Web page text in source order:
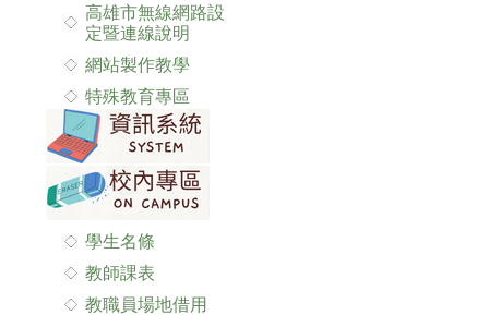
高雄市無線網路設
定暨連線說明
網站製作教學
特殊教育專區
學生名條
教師課表
教職員場地借用